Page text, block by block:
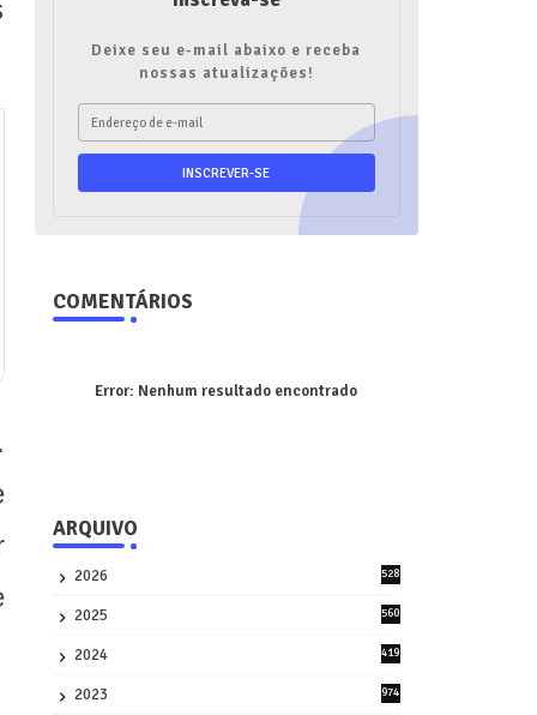
Deixe seu e-mail abaixo e receba
nossas atualizações!
COMENTÁRIOS
Error: Nenhum resultado encontrado
ARQUIVO
2026
528
2025
560
2024
419
2023
974